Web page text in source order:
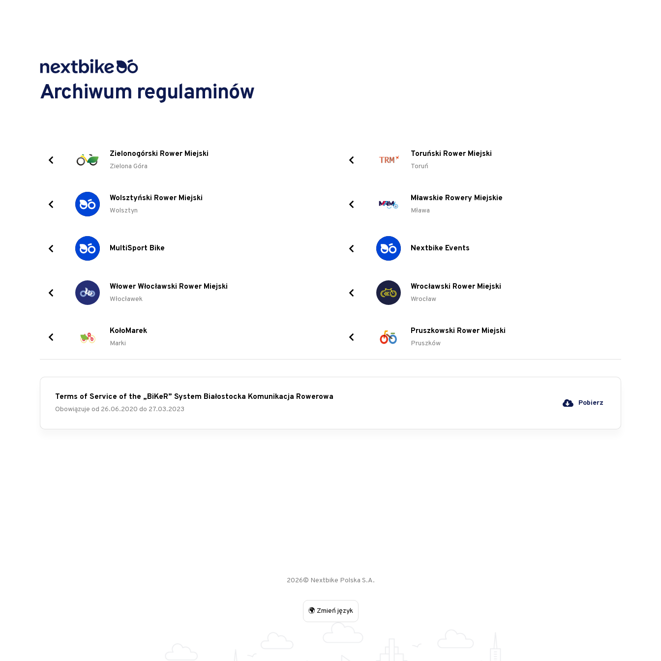
Archiwum regulaminów
Zielonogórski Rower Miejski
Zielona Góra
Toruński Rower Miejski
Toruń
Wolsztyński Rower Miejski
Wolsztyn
Mławskie Rowery Miejskie
Mława
MultiSport Bike Nextbike Events
Włower Włocławski Rower Miejski
Włocławek
Wrocławski Rower Miejski
Wrocław
KołoMarek
Marki
Pruszkowski Rower Miejski
Pruszków
Terms of Service of the „BiKeR” System Białostocka Komunikacja Rowerowa
Obowiązuje od 26.06.2020 do 27.03.2023
Pobierz
2026© Nextbike Polska S.A.
🌍 Zmień język